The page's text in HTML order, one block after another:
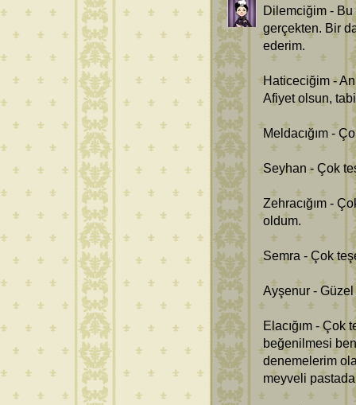
Dilemciğim - Bu
gerçekten. Bir
ederim.
Haticeciğim -
Afiyet olsun,
Meldacığım -
Seyhan - Çok
Zehracığım -
oldum.
Semra - Çok
Ayşenur -
Elacığım - Çok
beğenilmesi
denemelerim
meyveli